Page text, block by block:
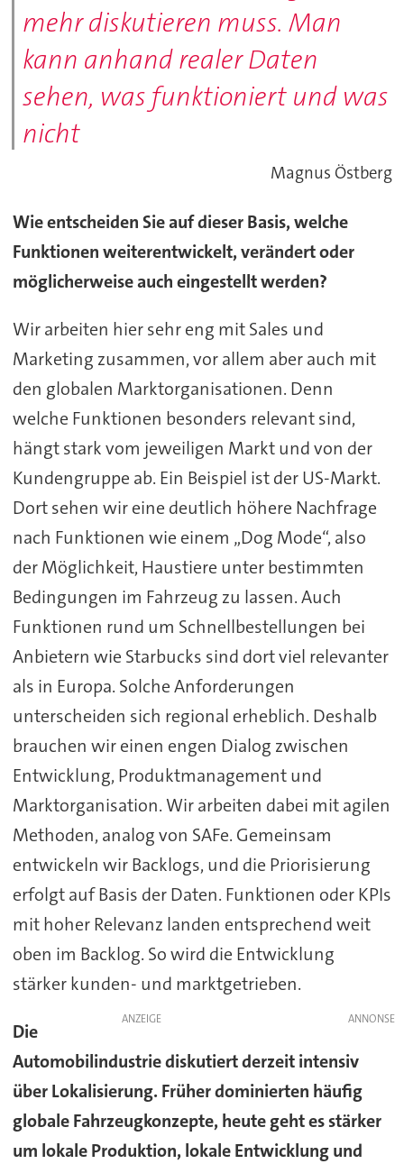
mehr diskutieren muss. Man
kann anhand realer Daten
sehen, was funktioniert und was
nicht
Magnus Östberg
Wie entscheiden Sie auf dieser Basis, welche
Funktionen weiterentwickelt, verändert oder
möglicherweise auch eingestellt werden?
Wir arbeiten hier sehr eng mit Sales und
Marketing zusammen, vor allem aber auch mit
den globalen Marktorganisationen. Denn
welche Funktionen besonders relevant sind,
hängt stark vom jeweiligen Markt und von der
Kundengruppe ab. Ein Beispiel ist der US-Markt.
Dort sehen wir eine deutlich höhere Nachfrage
nach Funktionen wie einem „Dog Mode“, also
der Möglichkeit, Haustiere unter bestimmten
Bedingungen im Fahrzeug zu lassen. Auch
Funktionen rund um Schnellbestellungen bei
Anbietern wie Starbucks sind dort viel relevanter
als in Europa. Solche Anforderungen
unterscheiden sich regional erheblich. Deshalb
brauchen wir einen engen Dialog zwischen
Entwicklung, Produktmanagement und
Marktorganisation. Wir arbeiten dabei mit agilen
Methoden, analog von SAFe. Gemeinsam
entwickeln wir Backlogs, und die Priorisierung
erfolgt auf Basis der Daten. Funktionen oder KPIs
mit hoher Relevanz landen entsprechend weit
oben im Backlog. So wird die Entwicklung
stärker kunden- und marktgetrieben.
ANZEIGE
Die
Automobilindustrie diskutiert derzeit intensiv
über Lokalisierung. Früher dominierten häufig
globale Fahrzeugkonzepte, heute geht es stärker
um lokale Produktion, lokale Entwicklung und